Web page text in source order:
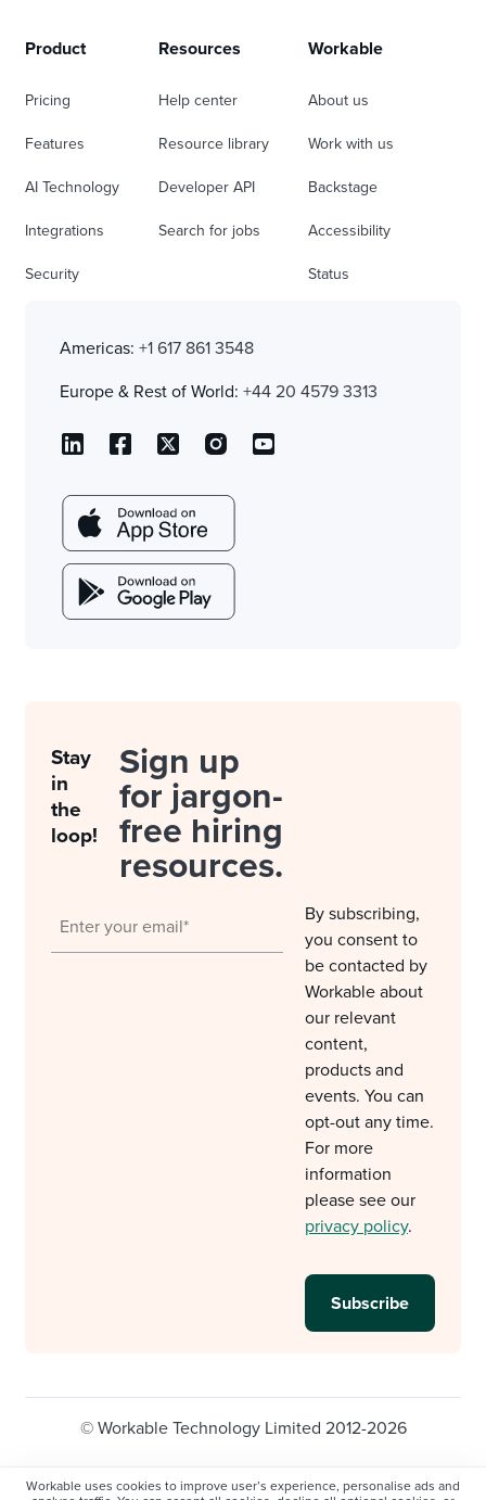
Workable uses cookies to improve user’s experience, personalise ads and
Product
Pricing
Features
AI Technology
Integrations
Security
Resources
Help center
Resource library
Developer API
Search for jobs
Workable
About us
Work with us
Backstage
Accessibility
Status
Americas: +1 617 861 3548
Europe & Rest of World: +44 20 4579 3313
Stay
in
the
loop!
Sign up
for jargon-
free hiring
resources.
By subscribing,
you consent to
be contacted by
Workable about
our relevant
content,
products and
events. You can
opt-out any time.
For more
information
please see our
privacy policy.
© Workable Technology Limited 2012-2026
Privacy policy Cookie Settings